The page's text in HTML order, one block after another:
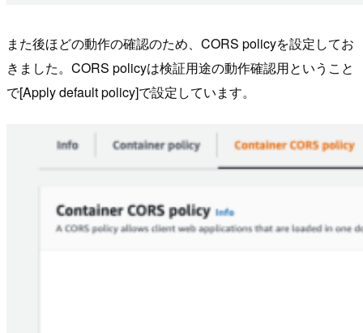
また後ほどの動作の確認のため、CORS policyを設定してお
きました。CORS policyは検証用途の動作確認用ということ
で[Apply default policy]で設定しています。